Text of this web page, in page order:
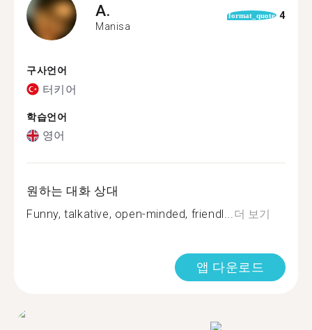
A.
Manisa
format_quote 4
구사언어
터키어
학습언어
영어
원하는 대화 상대
Funny, talkative, open-minded, friendl...더 보기
앱 다운로드